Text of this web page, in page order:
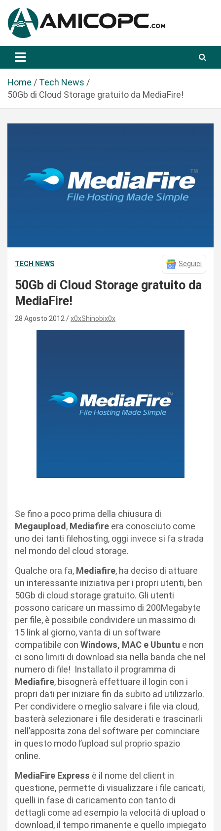
a
Amicopc.com
Home
Tech News
50Gb di Cloud Storage gratuito da MediaFire!
TECH NEWS Seguici
50Gb di Cloud Storage gratuito da
MediaFire!
28 Agosto 2012 x0xShinobix0x
Se fino a poco prima della chiusura di
Megaupload, Mediafire era conosciuto come
uno dei tanti filehosting, oggi invece si fa strada
nel mondo del cloud storage.
Qualche ora fa, Mediafire, ha deciso di attuare
un interessante iniziativa per i propri utenti, ben
50Gb di cloud storage gratuito. Gli utenti
possono caricare un massimo di 200Megabyte
per file, è possibile condividere un massimo di
15 link al giorno, vanta di un software
compatibile con Windows, MAC e Ubuntu e non
ci sono limiti di download sia nella banda che nel
numero di file! Installato il programma di
Mediafire, bisognerà effettuare il login con i
propri dati per iniziare fin da subito ad utilizzarlo.
Per condividere o meglio salvare i file via cloud,
basterà selezionare i file desiderati e trascinarli
nell’apposita zona del software per cominciare
in questo modo l’upload sul proprio spazio
online.
MediaFire Express è il nome del client in
questione, permette di visualizzare i file caricati,
quelli in fase di caricamento con tanto di
dettagli come ad esempio la velocità di upload o
download, il tempo rimanente e quello impiegato